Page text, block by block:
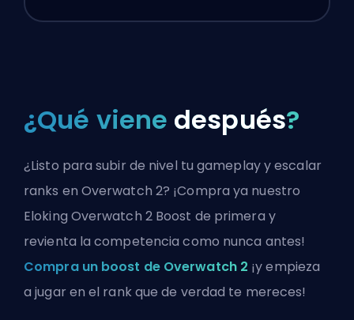
¿Qué viene después?
¿Listo para subir de nivel tu gameplay y escalar
ranks en Overwatch 2? ¡Compra ya nuestro
Eloking Overwatch 2 Boost de primera y
revienta la competencia como nunca antes!
Compra un boost de Overwatch 2 ¡y empieza
a jugar en el rank que de verdad te mereces!